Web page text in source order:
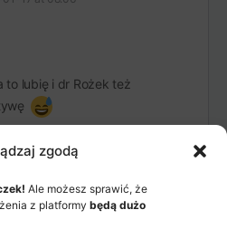
zgodą
Ale możesz sprawić, że
z platformy będą dużo
to lubię i dr Rożek też